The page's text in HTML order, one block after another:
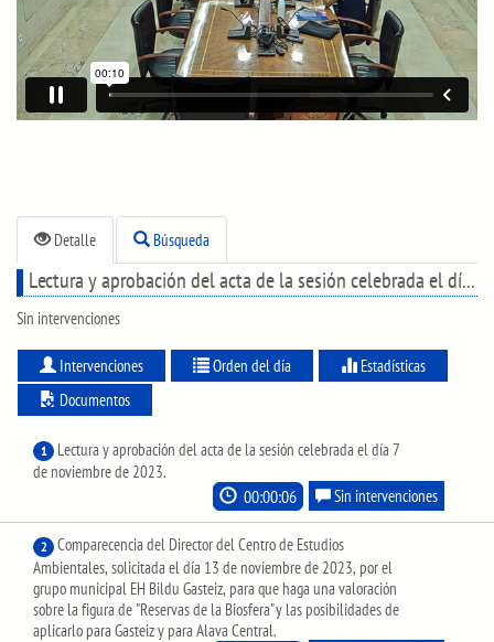
Detalle Búsqueda
Lectura y aprobación del acta de la sesión celebrada el día 7 de noviembre de 2023.
Sin intervenciones
Intervenciones Orden del día
Estadísticas
Documentos
1
Lectura y aprobación del acta de la sesión celebrada el día 7
de noviembre de 2023.
00:00:06 Sin intervenciones
2
Comparecencia del Director del Centro de Estudios
Ambientales, solicitada el día 13 de noviembre de 2023, por el
grupo municipal EH Bildu Gasteiz, para que haga una valoración
sobre la figura de "Reservas de la Biosfera" y las posibilidades de
aplicarlo para Gasteiz y para Alava Central.